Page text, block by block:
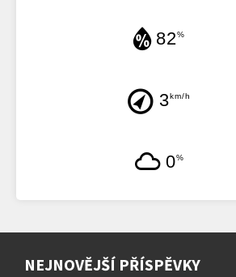
82%
3km/h
0%
NEJNOVĚJŠÍ PŘÍSPĚVKY